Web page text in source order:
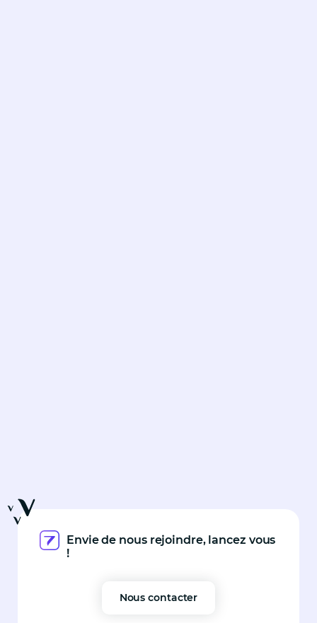
Envie de nous rejoindre, lancez vous
!
Nous contacter